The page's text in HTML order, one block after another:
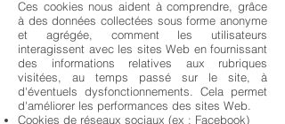
Ces cookies nous aident à comprendre, grâce
à des données collectées sous forme anonyme
et agrégée, comment les utilisateurs
interagissent avec les sites Web en fournissant
des informations relatives aux rubriques
visitées, au temps passé sur le site, à
d'éventuels dysfonctionnements. Cela permet
d'améliorer les performances des sites Web.
Cookies de réseaux sociaux (ex : Facebook)